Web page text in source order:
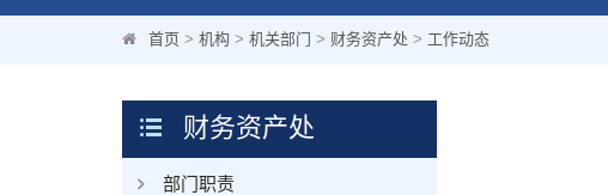
首页 > 机构 > 机关部门 > 财务资产处 > 工作动态
财务资产处
部门职责